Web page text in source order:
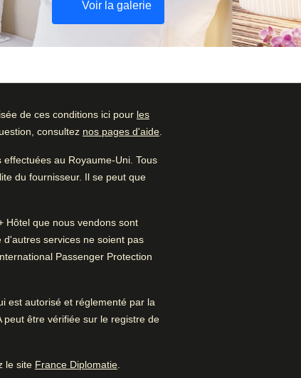
Voir la galerie
la disponibilité
le meilleur hôtel pour
Trouvez une chambre
par
Famille 38
Professionnel– 17%
Seul·e– 7%
de ces conditions ici pour les
consultez nos pages d'aide.
au Royaume-Uni. Tous
du fournisseur. Il se peut que
Hôtel que nous vendons sont
services ne soient pas
Passenger Protection
est autorisé et réglementé par la
peut être vérifiée sur le registre de
le site France Diplomatie(.